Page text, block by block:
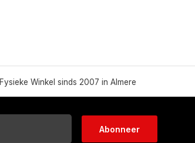
Fysieke Winkel sinds 2007 in Almere
Abonneer